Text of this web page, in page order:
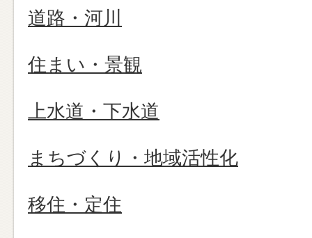
道路・河川
住まい・景観
上水道・下水道
まちづくり・地域活性化
移住・定住